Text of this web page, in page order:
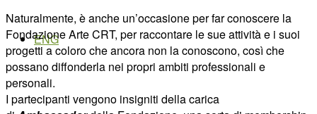
ENG
Naturalmente, è anche un’occasione per far conoscere la
Fondazione Arte CRT, per raccontare le sue attività e i suoi
progetti a coloro che ancora non la conoscono, così che
possano diffonderla nei propri ambiti professionali e
personali.
I partecipanti vengono insigniti della carica